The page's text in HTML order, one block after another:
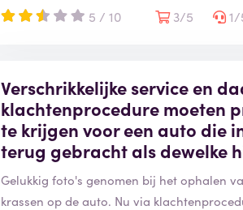
5 / 10 3/5 1/
Verschrikkelijke service en
klachtenprocedure moeten
te krijgen voor een auto die
terug gebracht als dewelke
Gelukkig foto's genomen bij het ophalen
krassen op de auto. Nu via